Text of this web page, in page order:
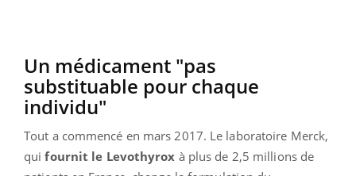
Un médicament "pas
substituable pour chaque
individu"
Tout a commencé en mars 2017. Le laboratoire Merck,
qui fournit le Levothyrox à plus de 2,5 millions de